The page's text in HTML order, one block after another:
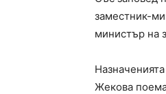
заместник-
министър на
Жекова